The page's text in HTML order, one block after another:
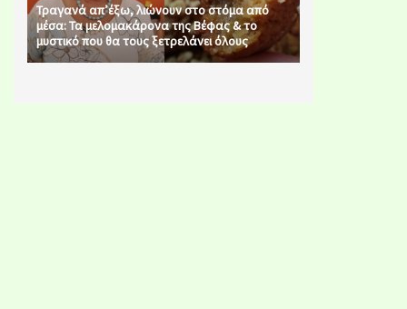
Τραγανά απ’έξω, λιώνουν στο στόμα από
μέσα: Τα μελομακάρονα της Βέφας & το
μυστικό που θα τους ξετρελάνει όλους